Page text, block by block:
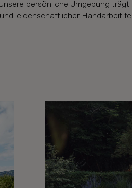
persönliche Umgebung
leidenschaftlicher Handarbeit